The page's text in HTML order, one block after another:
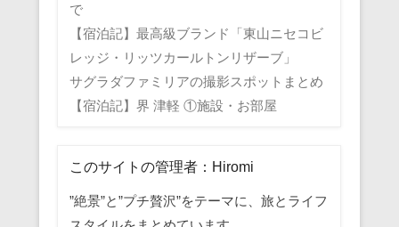
で
【宿泊記】最高級ブランド「東山ニセコビ
レッジ・リッツカールトンリザーブ」
サグラダファミリアの撮影スポットまとめ
【宿泊記】界 津軽 ①施設・お部屋
このサイトの管理者：Hiromi
”絶景”と”プチ贅沢”をテーマに、旅とライフ